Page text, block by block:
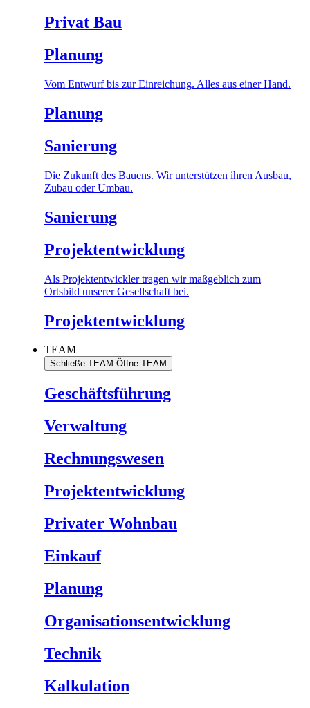
Privat Bau
Planung
Vom Entwurf bis zur Einreichung. Alles aus einer Hand.
Planung
Sanierung
Die Zukunft des Bauens. Wir unterstützen ihren Ausbau,
Zubau oder Umbau.
Sanierung
Projektentwicklung
Als Projektentwickler tragen wir maßgeblich zum
Ortsbild unserer Gesellschaft bei.
Projektentwicklung
TEAM
Schließe TEAM Öffne TEAM
Geschäftsführung
Verwaltung
Rechnungswesen
Projektentwicklung
Privater Wohnbau
Einkauf
Planung
Organisationsentwicklung
Technik
Kalkulation